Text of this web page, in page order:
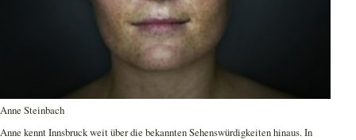
Anne Steinbach
Anne kennt Innsbruck weit über die bekannten Sehenswürdigkeiten hinaus. In